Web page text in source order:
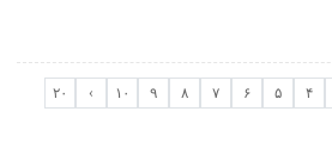
۴ ۵ ۶ ۷ ۸ ۹ ۱۰ ›
۲۰